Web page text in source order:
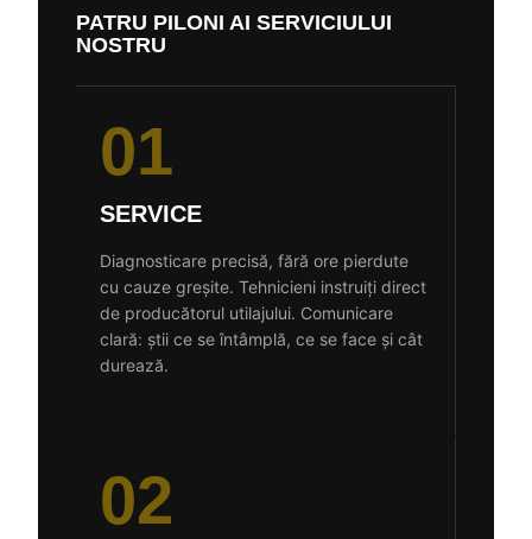
PATRU PILONI AI SERVICIULUI
NOSTRU
01
SERVICE
Diagnosticare precisă, fără ore pierdute
cu cauze greșite. Tehnicieni instruiți direct
de producătorul utilajului. Comunicare
clară: știi ce se întâmplă, ce se face și cât
durează.
02